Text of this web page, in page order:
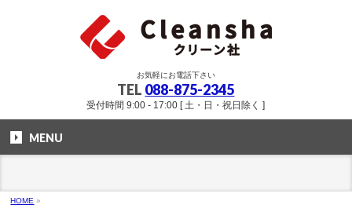
お気軽にお電話下さい
TEL 088-875-2345
受付時間 9:00 - 17:00 [ 土・日・祝日除く ]
MENU
HOME »